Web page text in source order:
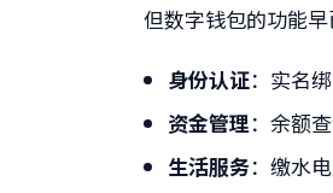
但数字钱包的功能
身份认证：实名
资金管理：余额
生活服务：缴水